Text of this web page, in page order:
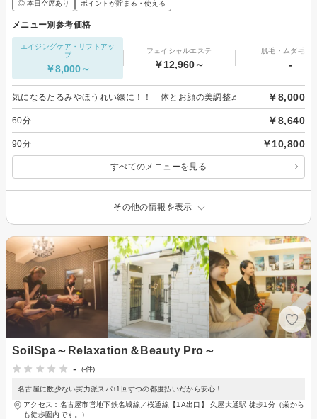
◎ 本日空席あり ポイントが貯まる・使える
メニュー別参考価格
エイジングケア・リフトアッ
プ
￥8,000～
フェイシャルエステ
￥12,960～
脱毛・ムダ毛処
-
気になるたるみやほうれい線に！！ 体とお顔の美調整♬ ￥8,000
60分 ￥8,640
90分 ￥10,800
すべてのメニューを見る
その他の情報を表示
SoilSpa～Relaxation＆Beauty Pro～
-
(-件)
名古屋に数少ない実力派スパ♪1回ずつの都度払いだから安心！
アクセス：名古屋市営地下鉄名城線／桜通線【1A出口】 久屋大通駅 徒歩1分（栄から
も徒歩圏内です。）